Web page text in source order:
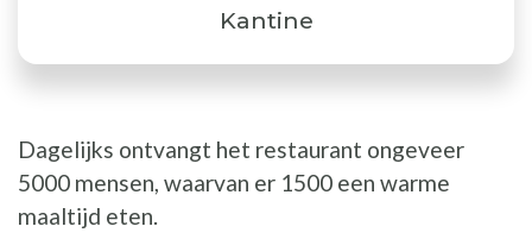
Kantine
Dagelijks ontvangt het restaurant ongeveer
5000 mensen, waarvan er 1500 een warme
maaltijd eten.